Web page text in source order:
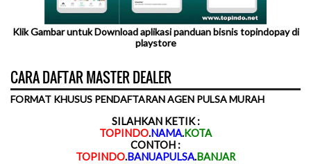
Klik Gambar untuk Download aplikasi panduan bisnis topindopay di
playstore
CARA DAFTAR MASTER DEALER
FORMAT KHUSUS PENDAFTARAN AGEN PULSA MURAH
SILAHKAN KETIK :
TOPINDO.NAMA.KOTA
CONTOH :
TOPINDO.BANUAPULSA.BANJAR